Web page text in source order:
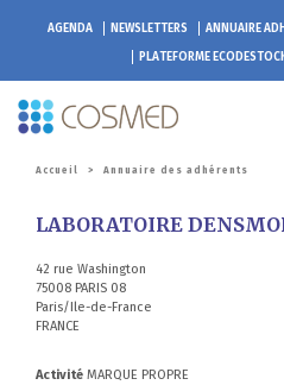
AGENDA NEWSLETTERS ANNUAIRE
PLATEFORME
Accueil > Annuaire des adhérents
LABORATOIRE
42 rue Washington
75008 PARIS 08
Paris/Ile-de-France
FRANCE
Activité MARQUE PROPRE